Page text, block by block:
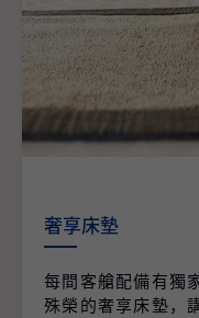
奢享床墊
每間客艙配備有獨
殊榮的奢享床墊，